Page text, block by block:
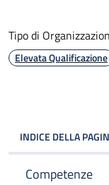
Tipo di
Elevata Qualificazione
INDICE DELLA
Competenze